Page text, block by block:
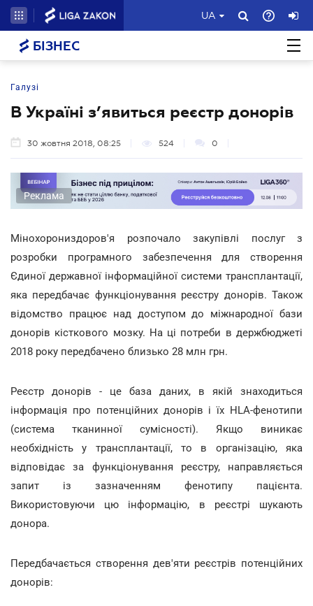
UA
БІЗНЕС
Галузі
В Україні з’явиться реєстр донорів
30 жовтня 2018, 08:25 524 0
Реклама
Мінохорониздоров'я розпочало закупівлі послуг з
розробки програмного забезпечення для створення
Єдиної державної інформаційної системи трансплантації,
яка передбачає функціонування реєстру донорів. Також
відомство працює над доступом до міжнародної бази
донорів кісткового мозку. На ці потреби в держбюджеті
2018 року передбачено близько 28 млн грн.
Реєстр донорів - це база даних, в якій знаходиться
інформація про потенційних донорів і їх HLA-фенотипи
(система тканинної сумісності). Якщо виникає
необхідність у трансплантації, то в організацію, яка
відповідає за функціонування реєстру, направляється
запит із зазначенням фенотипу пацієнта.
Використовуючи цю інформацію, в реєстрі шукають
донора.
Передбачається створення дев'яти реєстрів потенційних
донорів: